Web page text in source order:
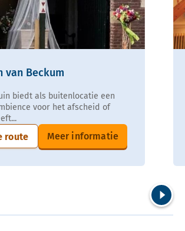
van Beckum
biedt als buitenlocatie een
voor het afscheid of
route Meer informatie